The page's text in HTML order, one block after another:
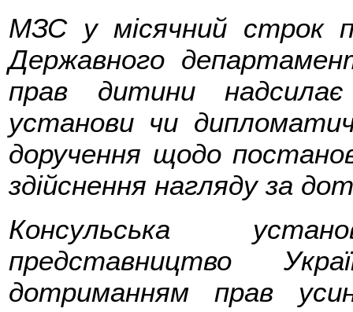
МЗС у місячний строк
Державного
прав дитини надсилає
установи чи
доручення щодо
здійснення нагляду за
Консульська
представництво
дотриманням прав